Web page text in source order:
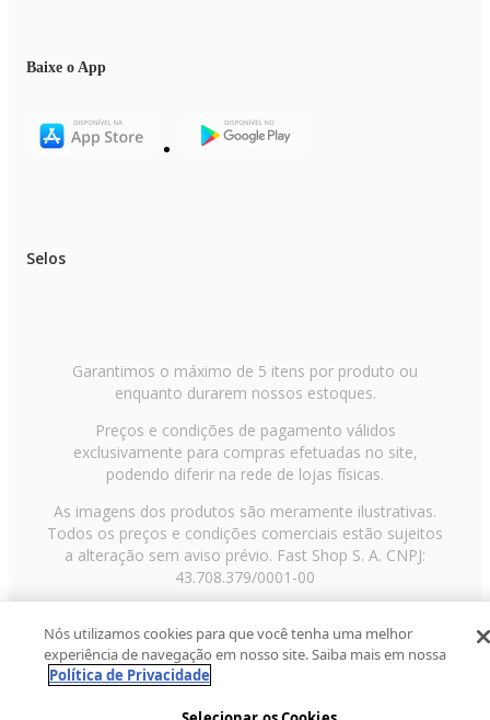
Baixe o App
Selos
Garantimos o máximo de 5 itens por produto ou
enquanto durarem nossos estoques.
Preços e condições de pagamento válidos
exclusivamente para compras efetuadas no site,
podendo diferir na rede de lojas físicas.
As imagens dos produtos são meramente ilustrativas.
Todos os preços e condições comerciais estão sujeitos
a alteração sem aviso prévio. Fast Shop S. A. CNPJ:
43.708.379/0001-00
Paulo/SP, CEP 02029-001, Telefone: 11 3003-3728 ©
2013 Fast Shop - Todos os direitos reservadosRF
Nós utilizamos cookies para que você tenha uma melhor
experiência de navegação em nosso site. Saiba mais em nossa
Política de Privacidade